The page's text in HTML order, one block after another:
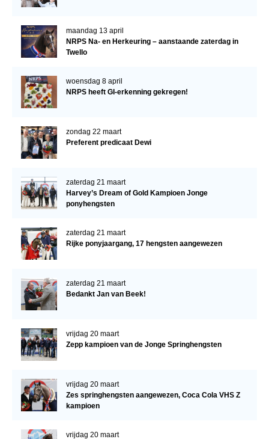
Evenementen
ACCOUNT AANMAKEN
maandag 13 april
NRPS Na- en Herkeuring – aanstaande zaterdag in
Twello
woensdag 8 april
NRPS heeft GI-erkenning gekregen!
zondag 22 maart
Preferent predicaat Dewi
zaterdag 21 maart
Harvey’s Dream of Gold Kampioen Jonge
ponyhengsten
zaterdag 21 maart
Rijke ponyjaargang, 17 hengsten aangewezen
zaterdag 21 maart
Bedankt Jan van Beek!
vrijdag 20 maart
Zepp kampioen van de Jonge Springhengsten
vrijdag 20 maart
Zes springhengsten aangewezen, Coca Cola VHS Z
kampioen
vrijdag 20 maart